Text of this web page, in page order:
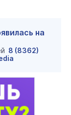
на
8 (8362)